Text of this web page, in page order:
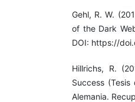
Gehl, R. W.
of the Dark
DOI: https://
Hillrichs, R.
Success
Alemania.